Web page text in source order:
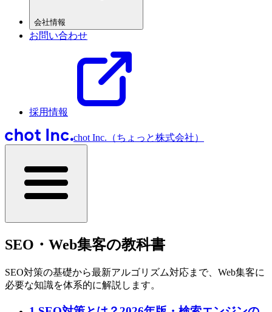
会社情報
お問い合わせ
採用情報
chot Inc.（ちょっと株式会社）
SEO・Web集客の教科書
SEO対策の基礎から最新アルゴリズム対応まで、Web集客に
必要な知識を体系的に解説します。